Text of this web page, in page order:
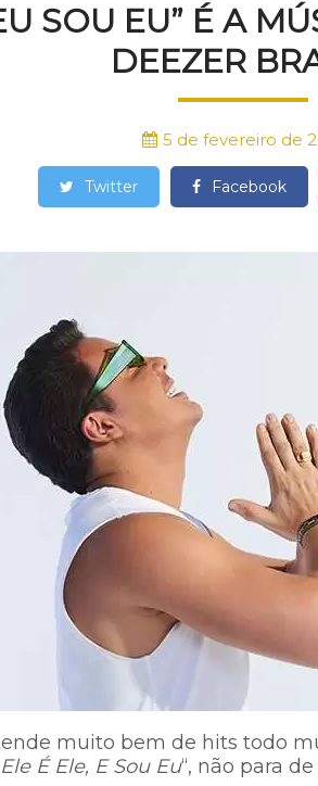
SOU EU” É A
DEEZER
5 de fevereiro de
Twitter Facebook
muito bem de hits todo
Ele É Ele, E Sou Eu“, não para